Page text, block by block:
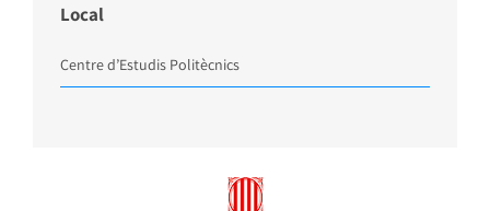
Local
Centre d’Estudis Politècnics